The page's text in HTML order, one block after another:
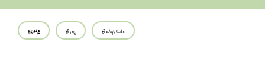
HOME Blog Baby/Kids